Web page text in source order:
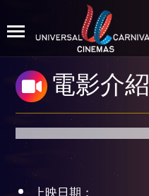
電影介紹
上映日期：